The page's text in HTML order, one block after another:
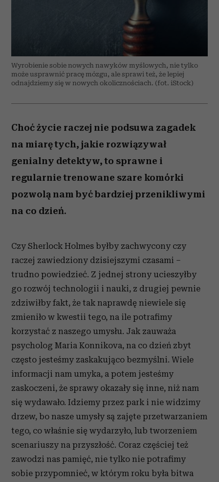
Wyrobienie sobie nowych nawyków myślowych, nie tylko
może usprawnić pracę mózgu, ale sprawi też, że lepiej
odnajdziemy się w nowych okolicznościach. (fot. iStock)
Choć życie raczej nie podsuwa zagadek
na miarę tych, jakie rozwiązywał
genialny detektyw, to sprawne i
regularnie trenowane szare komórki
pozwolą nam być bardziej przenikliwymi
na co dzień.
Czy Sherlock Holmes byłby zachwycony czy
raczej zawiedziony dzisiejszymi czasami –
trudno powiedzieć. Z jednej strony ucieszyłby
go rozwój technologii i nauki, z drugiej pewnie
zdziwiłby fakt, że tak naprawdę niewiele się
zmieniło w kwestii tego, na ile potrafimy
korzystać z naszego umysłu. Jak zauważa
psycholog Maria Konnikova, na co dzień zbyt
często jesteśmy zaskakująco bezmyślni. Wiele
informacji nam umyka, a potem jesteśmy
zaskoczeni, że sprawy okazały się inne, niż nam
się wydawało. Idziemy przez park i nie widzimy
drzew, bo nasze umysły są zajęte przetwarzaniem
tego, co właśnie się wydarzyło, lub tworzeniem
scenariuszy na przyszłość. Coraz częściej też
zawodzi nas pamięć, nie tylko nie potrafimy
sobie przypomnieć, w którym roku była bitwa